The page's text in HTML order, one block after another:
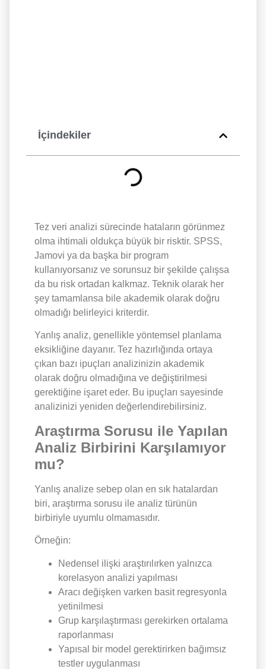
İçindekiler
Tez veri analizi sürecinde hataların görünmez
olma ihtimali oldukça büyük bir risktir. SPSS,
Jamovi ya da başka bir program
kullanıyorsanız ve sorunsuz bir şekilde çalışsa
da bu risk ortadan kalkmaz. Teknik olarak her
şey tamamlansa bile akademik olarak doğru
olmadığı belirleyici kriterdir.
Yanlış analiz, genellikle yöntemsel planlama
eksikliğine dayanır. Tez hazırlığında ortaya
çıkan bazı ipuçları analizinizin akademik
olarak doğru olmadığına ve değiştirilmesi
gerektiğine işaret eder. Bu ipuçları sayesinde
analizinizi yeniden değerlendirebilirsiniz.
Araştırma Sorusu ile Yapılan
Analiz Birbirini Karşılamıyor
mu?
Yanlış analize sebep olan en sık hatalardan
biri, araştırma sorusu ile analiz türünün
birbiriyle uyumlu olmamasıdır.
Örneğin:
Nedensel ilişki araştırılırken yalnızca
korelasyon analizi yapılması
Aracı değişken varken basit regresyonla
yetinilmesi
Grup karşılaştırması gerekirken ortalama
raporlanması
Yapısal bir model gerektirirken bağımsız
testler uygulanması